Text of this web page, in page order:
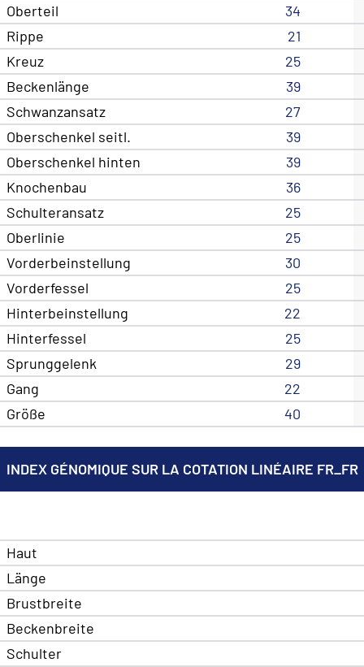
Oberteil
34
Rippe
21
Kreuz
25
Beckenlänge
39
Schwanzansatz
27
Oberschenkel seitl.
39
Oberschenkel hinten
39
Knochenbau
36
Schulteransatz
25
Oberlinie
25
Vorderbeinstellung
30
Vorderfessel
25
Hinterbeinstellung
22
Hinterfessel
25
Sprunggelenk
29
Gang
22
Größe
40
INDEX GÉNOMIQUE SUR LA COTATION LINÉAIRE FR_FR
Haut
Länge
Brustbreite
Beckenbreite
Schulter